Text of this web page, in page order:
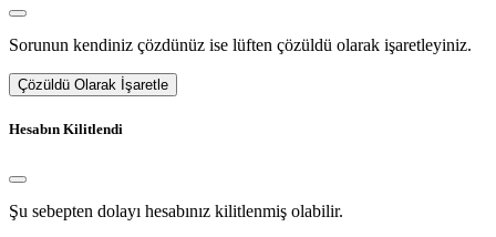
Sorunun kendiniz çözdünüz ise lüften çözüldü olarak işaretleyiniz.
Çözüldü Olarak İşaretle
Hesabın Kilitlendi
Şu sebepten dolayı hesabınız kilitlenmiş olabilir.